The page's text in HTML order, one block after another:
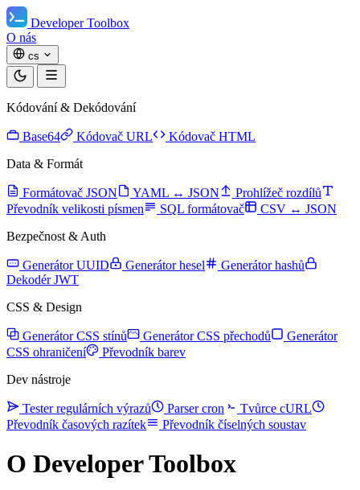
Developer Toolbox
O nás
cs
Kódování & Dekódování
Base64 Kódovač URL
Kódovač HTML
Data & Formát
Formátovač JSON YAML ↔ JSON
Prohlížeč rozdílů
Převodník velikosti písmen
SQL formátovač
CSV ↔ JSON
Bezpečnost & Auth
Generátor UUID Generátor hesel
Generátor hashů
Dekodér JWT
CSS & Design
Generátor CSS stínů Generátor CSS přechodů
Generátor
CSS ohraničení
Převodník barev
Dev nástroje
Tester regulárních výrazů Parser cron
Tvůrce cURL
Převodník časových razítek
Převodník číselných soustav
O Developer Toolbox